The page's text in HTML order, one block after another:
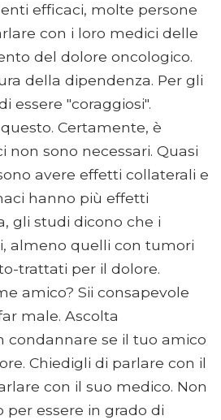
efficaci, molte persone
con i loro medici delle
del dolore oncologico.
della dipendenza. Per gli
essere "coraggiosi".
Certamente, è
non sono necessari. Quasi
avere effetti collaterali e
hanno più effetti
gli studi dicono che i
almeno quelli con tumori
trattati per il dolore.
amico? Sii consapevole
male. Ascolta
condannare se il tuo amico
Chiedigli di parlare con il
con il suo medico. Non
per essere in grado di